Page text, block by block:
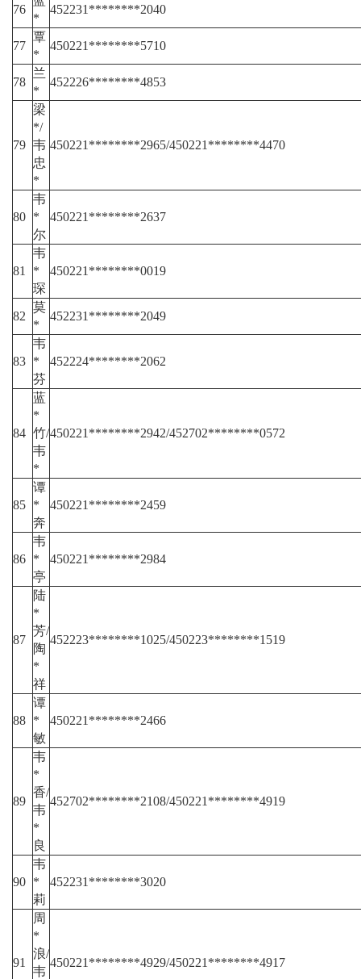
76
*
452231********2040
77
覃
*
450221********5710
78
兰
*
452226********4853
79
梁
*/
韦
忠
*
450221********2965/450221********4470
80
韦
*
尔
450221********2637
81
韦
*
琛
450221********0019
82
莫
*
452231********2049
83
韦
*
芬
452224********2062
84
蓝
*
竹/
韦
*
450221********2942/452702********0572
85
谭
*
奔
450221********2459
86
韦
*
亭
450221********2984
87
陆
*
芳/
陶
*
祥
452223********1025/450223********1519
88
谭
*
敏
450221********2466
89
韦
*
香/
韦
*
良
452702********2108/450221********4919
90
韦
*
莉
452231********3020
91
周
*
浪/
韦
450221********4929/450221********4917